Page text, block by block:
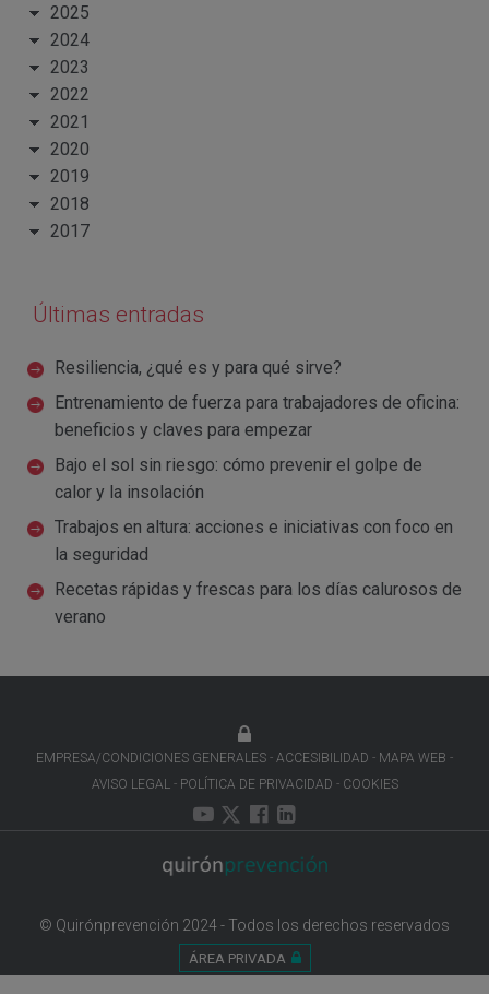
2025
2024
2023
2022
2021
2020
2019
2018
2017
Últimas entradas
Resiliencia, ¿qué es y para qué sirve?
Entrenamiento de fuerza para trabajadores de oficina:
beneficios y claves para empezar
Bajo el sol sin riesgo: cómo prevenir el golpe de
calor y la insolación
Trabajos en altura: acciones e iniciativas con foco en
la seguridad
Recetas rápidas y frescas para los días calurosos de
verano
EMPRESA/CONDICIONES GENERALES ACCESIBILIDAD
MAPA WEB
AVISO LEGAL
POLÍTICA DE PRIVACIDAD COOKIES
© Quirónprevención 2024 - Todos los derechos reservados
ÁREA PRIVADA